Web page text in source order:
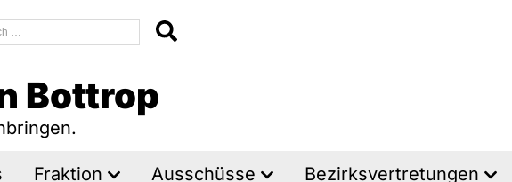
Bottrop
Fraktion Ausschüsse Bezirksvertretungen